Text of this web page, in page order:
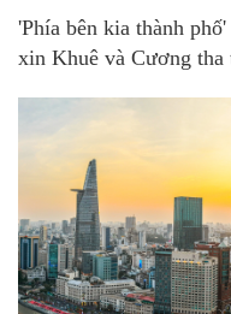
'Phía bên kia thành
xin Khuê và Cương tha